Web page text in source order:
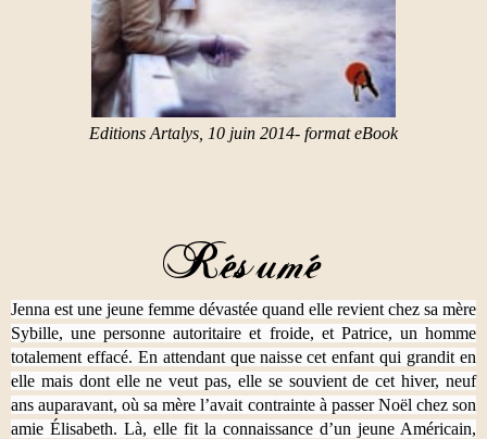
Editions Artalys, 10 juin 2014- format eBook
Jenna est une jeune femme dévastée quand elle revient chez sa mère
Sybille, une personne autoritaire et froide, et Patrice, un homme
totalement effacé. En attendant que naisse cet enfant qui grandit en
elle mais dont elle ne veut pas, elle se souvient de cet hiver, neuf
ans auparavant, où sa mère l’avait contrainte à passer Noël chez son
amie Élisabeth. Là, elle fit la connaissance d’un jeune Américain,